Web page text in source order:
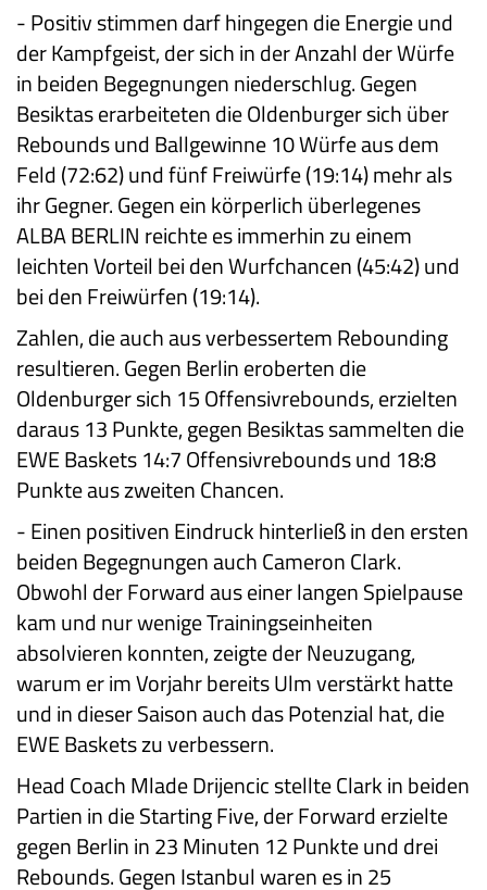
-Positiv stimmen darf hingegen die Energie und
der Kampfgeist, der sich in der Anzahl der Würfe
in beiden Begegnungen niederschlug. Gegen
Besiktas erarbeiteten die Oldenburger sich über
Rebounds und Ballgewinne 10 Würfe aus dem
Feld (72:62) und fünf Freiwürfe (19:14) mehr als
ihr Gegner. Gegen ein körperlich überlegenes
ALBA BERLIN reichte es immerhin zu einem
leichten Vorteil bei den Wurfchancen (45:42) und
bei den Freiwürfen (19:14).
Zahlen, die auch aus verbessertem Rebounding
resultieren. Gegen Berlin eroberten die
Oldenburger sich 15 Offensivrebounds, erzielten
daraus 13 Punkte, gegen Besiktas sammelten die
EWE Baskets 14:7 Offensivrebounds und 18:8
Punkte aus zweiten Chancen.
-Einen positiven Eindruck hinterließ in den ersten
beiden Begegnungen auch Cameron Clark.
Obwohl der Forward aus einer langen Spielpause
kam und nur wenige Trainingseinheiten
absolvieren konnten, zeigte der Neuzugang,
warum er im Vorjahr bereits Ulm verstärkt hatte
und in dieser Saison auch das Potenzial hat, die
EWE Baskets zu verbessern.
Head Coach Mlade Drijencic stellte Clark in beiden
Partien in die Starting Five, der Forward erzielte
gegen Berlin in 23 Minuten 12 Punkte und drei
Rebounds. Gegen Istanbul waren es in 25